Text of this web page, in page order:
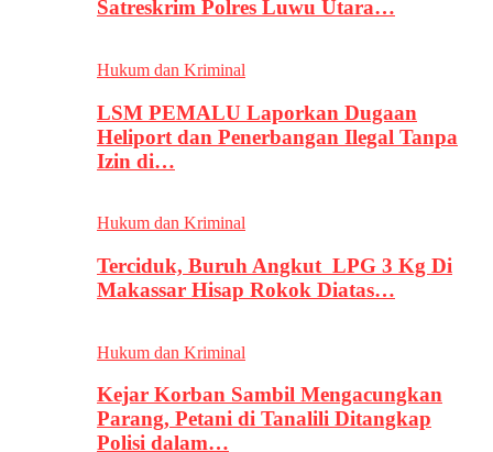
Satreskrim Polres Luwu Utara…
Hukum dan Kriminal
LSM PEMALU Laporkan Dugaan
Heliport dan Penerbangan Ilegal Tanpa
Izin di…
Hukum dan Kriminal
Terciduk, Buruh Angkut LPG 3 Kg Di
Makassar Hisap Rokok Diatas…
Hukum dan Kriminal
Kejar Korban Sambil Mengacungkan
Parang, Petani di Tanalili Ditangkap
Polisi dalam…